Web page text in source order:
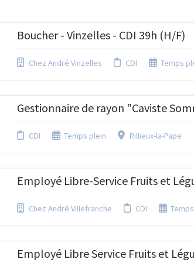
Boucher - Vinzelles - CDI 39h (H/F)
Chez André Vinzelles CDI Temps
Gestionnaire de rayon "Caviste
CDI Temps plein Rillieux-la-Pape
Employé Libre-Service Fruits et
Chez André Villefranche CDI
Employé Libre Service Fruits et